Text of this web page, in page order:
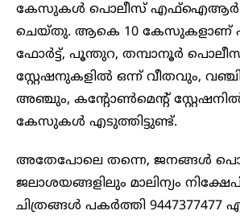
കേസുകൾ പൊലീസ് എഫ്ഐആർ
ചെയ്തു. ആകെ 10 കേസുകളാണ്
ഫോർട്ട്, പൂന്തുറ, തമ്പാനൂർ
സ്റ്റേഷനുകളിൽ ഒന്ന് വീതവും,
അഞ്ചും, കന്റോൺമെന്റ്
കേസുകൾ എടുത്തിട്ടുണ്ട്.
അതേപോലെ തന്നെ, ജനങ്ങൾ
ജലാശയങ്ങളിലും മാലിന്യം
ചിത്രങ്ങൾ പകർത്തി 9447377477